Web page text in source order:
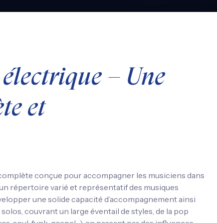
– Une
et
conçue pour accompagner les musiciens dans
répertoire varié et représentatif des musiques
une solide capacité d’accompagnement ainsi
couvrant un large éventail de styles, de la pop